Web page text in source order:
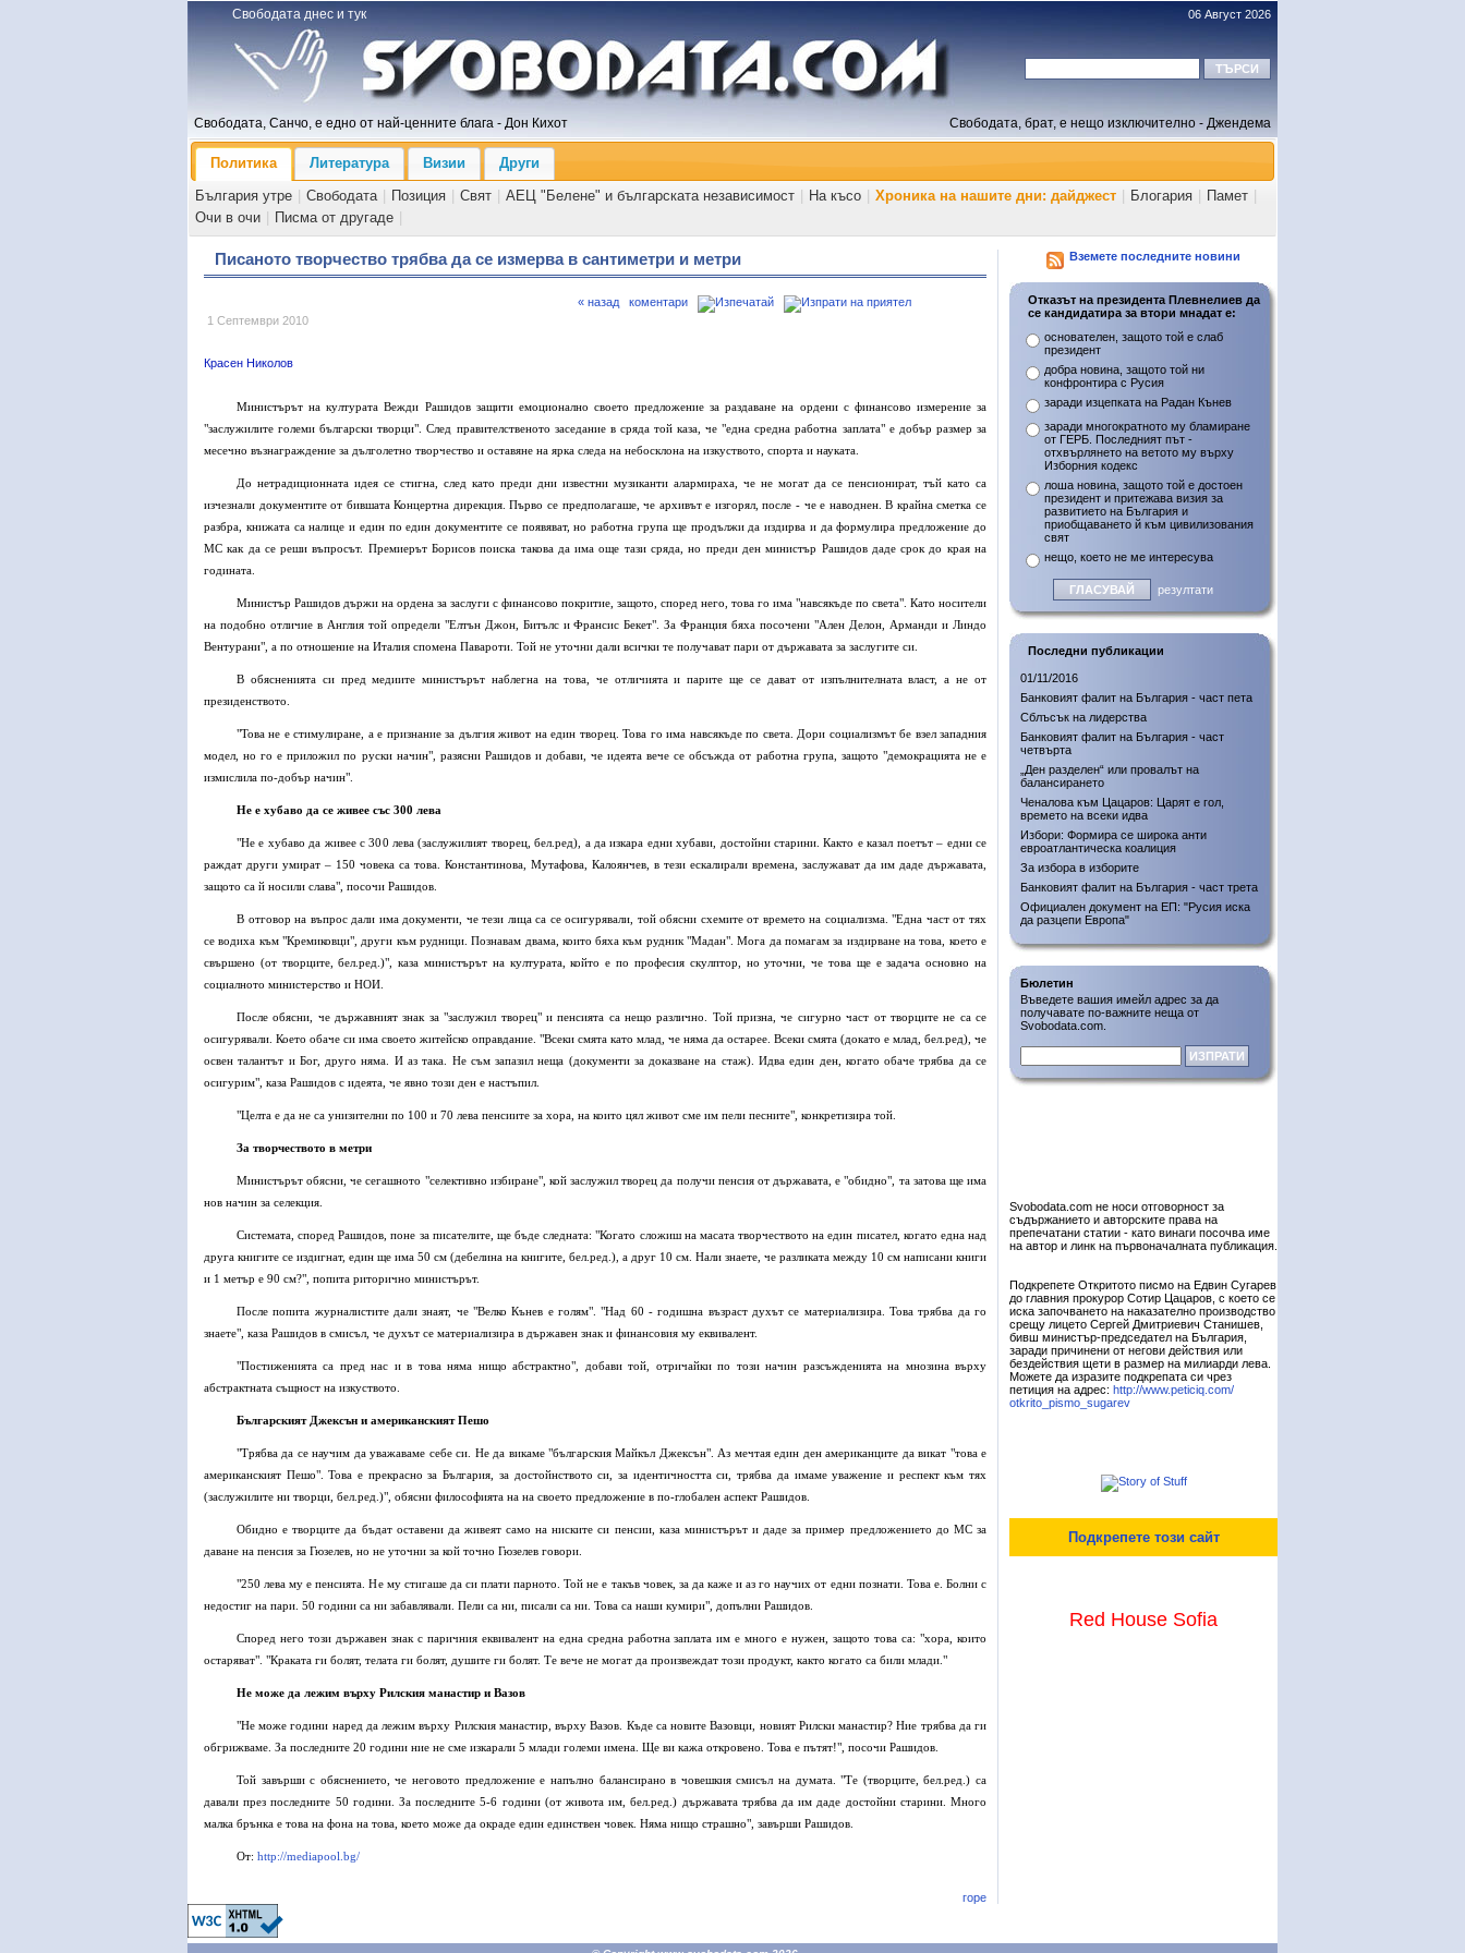
Свободата днес и тук 06 Август 2026
Свободата, Санчо, е едно от най-ценните блага - Дон Кихот Свободата, брат, е нещо изключително - Джендема
Политика Литература Визии
Други
България утре
Свободата Позиция Свят АЕЦ "Белене" и българската независимост На късо Хроника на нашите дни: дайджест Блогария Памет
Очи в очи
Писма от другаде
Писаното творчество трябва да се измерва в сантиметри и метри
1 Септември 2010
« назад коментари
Красен Николов
Министърът на културата Вежди Рашидов защити емоционално своето предложение за раздаване на ордени с финансово измерение за
"заслужилите големи български творци". След правителственото заседание в сряда той каза, че "една средна работна заплата" е добър размер за
месечно възнаграждение за дълголетно творчество и оставяне на ярка следа на небосклона на изкуството, спорта и науката.
До нетрадиционната идея се стигна, след като преди дни известни музиканти алармираха, че не могат да се пенсионират, тъй като са
изчезнали документите от бившата Концертна дирекция. Първо се предполагаше, че архивът е изгорял, после - че е наводнен. В крайна сметка се
разбра, книжата са налице и един по един документите се появяват, но работна група ще продължи да издирва и да формулира предложение до
МС как да се реши въпросът. Премиерът Борисов поиска такова да има още тази сряда, но преди ден министър Рашидов даде срок до края на
годината.
Министър Рашидов държи на ордена за заслуги с финансово покритие, защото, според него, това го има "навсякъде по света". Като носители
на подобно отличие в Англия той определи "Елтън Джон, Битълс и Франсис Бекет". За Франция бяха посочени "Ален Делон, Арманди и Линдо
Вентурани", а по отношение на Италия спомена Павароти. Той не уточни дали всички те получават пари от държавата за заслугите си.
В обясненията си пред медиите министърът наблегна на това, че отличията и парите ще се дават от изпълнителната власт, а не от
президенството.
"Това не е стимулиране, а е признание за дългия живот на един творец. Това го има навсякъде по света. Дори социализмът бе взел западния
модел, но го е приложил по руски начин", разясни Рашидов и добави, че идеята вече се обсъжда от работна група, защото "демокрацията не е
измислила по-добър начин".
Не е хубаво да се живее със 300 лева
"Не е хубаво да живее с 300 лева (заслужилият творец, бел.ред), а да изкара едни хубави, достойни старини. Както е казал поетът – едни се
раждат други умират – 150 човека са това. Константинова, Мутафова, Калоянчев, в тези ескалирали времена, заслужават да им даде държавата,
защото са й носили слава", посочи Рашидов.
В отговор на въпрос дали има документи, че тези лица са се осигурявали, той обясни схемите от времето на социализма. "Една част от тях
се водиха към "Кремиковци", други към рудници. Познавам двама, които бяха към рудник "Мадан". Мога да помагам за издирване на това, което е
свършено (от творците, бел.ред.)", каза министърът на културата, който е по професия скулптор, но уточни, че това ще е задача основно на
социалното министерство и НОИ.
После обясни, че държавният знак за "заслужил творец" и пенсията са нещо различно. Той призна, че сигурно част от творците не са се
осигурявали. Което обаче си има своето житейско оправдание. "Всеки смята като млад, че няма да остарее. Всеки смята (докато е млад, бел.ред), че
освен талантът и Бог, друго няма. И аз така. Не съм запазил неща (документи за доказване на стаж). Идва един ден, когато обаче трябва да се
осигурим", каза Рашидов с идеята, че явно този ден е настъпил.
"Целта е да не са унизителни по 100 и 70 лева пенсиите за хора, на които цял живот сме им пели песните", конкретизира той.
За творчеството в метри
Министърът обясни, че сегашното "селективно избиране", кой заслужил творец да получи пенсия от държавата, е "обидно", та затова ще има
нов начин за селекция.
Системата, според Рашидов, поне за писателите, ще бъде следната: "Когато сложиш на масата творчеството на един писател, когато една над
друга книгите се издигнат, един ще има 50 см (дебелина на книгите, бел.ред.), а друг 10 см. Нали знаете, че разликата между 10 см написани книги
и 1 метър е 90 см?", попита риторично министърът.
После попита журналистите дали знаят, че "Велко Кънев е голям". "Над 60 - годишна възраст духът се материализира. Това трябва да го
знаете", каза Рашидов в смисъл, че духът се материализира в държавен знак и финансовия му еквивалент.
"Постиженията са пред нас и в това няма нищо абстрактно", добави той, отричайки по този начин разсъжденията на мнозина върху
абстрактната същност на изкуството.
Българският Джексън и американският Пешо
"Трябва да се научим да уважаваме себе си. Не да викаме "българския Майкъл Джексън". Аз мечтая един ден американците да викат "това е
американският Пешо". Това е прекрасно за България, за достойнството си, за идентичността си, трябва да имаме уважение и респект към тях
(заслужилите ни творци, бел.ред.)", обясни философията на на своето предложение в по-глобален аспект Рашидов.
Обидно е творците да бъдат оставени да живеят само на ниските си пенсии, каза министърът и даде за пример предложението до МС за
даване на пенсия за Гюзелев, но не уточни за кой точно Гюзелев говори.
"250 лева му е пенсията. Не му стигаше да си плати парното. Той не е такъв човек, за да каже и аз го научих от едни познати. Това е. Болни с
недостиг на пари. 50 години са ни забавлявали. Пели са ни, писали са ни. Това са наши кумири", допълни Рашидов.
Според него този държавен знак с паричния еквивалент на една средна работна заплата им е много е нужен, защото това са: "хора, които
остаряват". "Краката ги болят, телата ги болят, душите ги болят. Те вече не могат да произвеждат този продукт, както когато са били млади."
Не може да лежим върху Рилския манастир и Вазов
"Не може години наред да лежим върху Рилския манастир, върху Вазов. Къде са новите Вазовци, новият Рилски манастир? Ние трябва да ги
обгрижваме. За последните 20 години ние не сме изкарали 5 млади големи имена. Ще ви кажа откровено. Това е пътят!", посочи Рашидов.
Той завърши с обяснението, че неговото предложение е напълно балансирано в човешкия смисъл на думата. "Те (творците, бел.ред.) са
давали през последните 50 години. За последните 5-6 години (от живота им, бел.ред.) държавата трябва да им даде достойни старини. Много
малка брънка е това на фона на това, което може да окраде един единствен човек. Няма нищо страшно", завърши Рашидов.
От: http://mediapool.bg/
горе
Вземете последните новини
Отказът на президента Плевнелиев да
се кандидатира за втори мнадат е:
основателен, защото той е слаб
президент
добра новина, защото той ни
конфронтира с Русия
заради изцепката на Радан Кънев
заради многократното му бламиране
от ГЕРБ. Последният път -
отхвърлянето на ветото му върху
Изборния кодекс
лоша новина, защото той е достоен
президент и притежава визия за
развитието на България и
приобщаването й към цивилизования
свят
нещо, което не ме интересува
резултати
Последни публикации
01/11/2016
Банковият фалит на България - част пета
Сблъсък на лидерства
Банковият фалит на България - част
четвърта
„Ден разделен“ или провалът на
балансирането
Ченалова към Цацаров: Царят е гол,
времето на всеки идва
Избори: Формира се широка анти
евроатлантическа коалиция
За избора в изборите
Банковият фалит на България - част трета
Официален документ на ЕП: "Русия иска
да разцепи Европа"
Бюлетин
Въведете вашия имейл адрес за да
получавате по-важните неща от
Svobodata.com.
Svobodata.com не носи отговорност за
съдържанието и авторските права на
препечатани статии - като винаги посочва име
на автор и линк на първоначалната публикация.
Подкрепете Откритото писмо на Едвин Сугарев
до главния прокурор Сотир Цацаров, с което се
иска започването на наказателно производство
срещу лицето Сергей Дмитриевич Станишев,
бивш министър-председател на България,
заради причинени от негови действия или
бездействия щети в размер на милиарди лева.
Можете да изразите подкрепата си чрез
петиция на адрес: http://www.peticiq.com/
otkrito_pismo_sugarev
Подкрепете този сайт
Red House Sofia